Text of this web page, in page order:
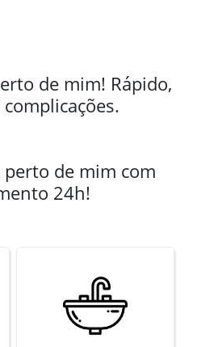
de mim! Rápido,
de mim com
24h!